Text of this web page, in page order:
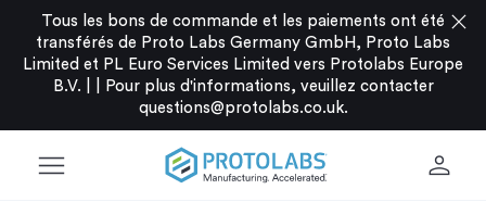
Tous les bons de commande et les paiements ont été
transférés de Proto Labs Germany GmbH, Proto Labs
Limited et PL Euro Services Limited vers Protolabs Europe
B.V. |
Pour plus d'informations, veuillez contacter
questions@protolabs.co.uk.
close
menu person